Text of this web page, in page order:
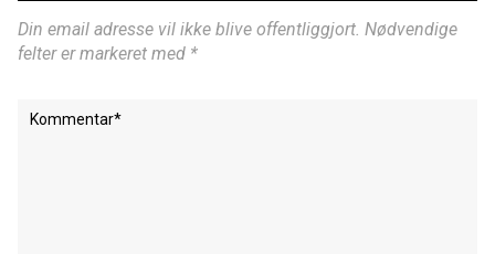
Din email adresse vil ikke blive offentliggjort. Nødvendige
felter er markeret med *